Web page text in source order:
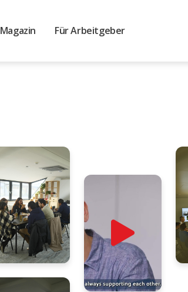
Magazin Für Arbeitgeber